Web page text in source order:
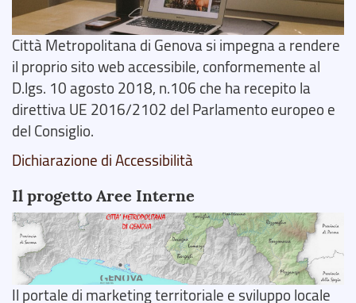
Città Metropolitana di Genova si impegna a rendere
il proprio sito web accessibile, conformemente al
D.lgs. 10 agosto 2018, n.106 che ha recepito la
direttiva UE 2016/2102 del Parlamento europeo e
del Consiglio.
Dichiarazione di Accessibilità
Il progetto Aree Interne
Il portale di marketing territoriale e sviluppo locale